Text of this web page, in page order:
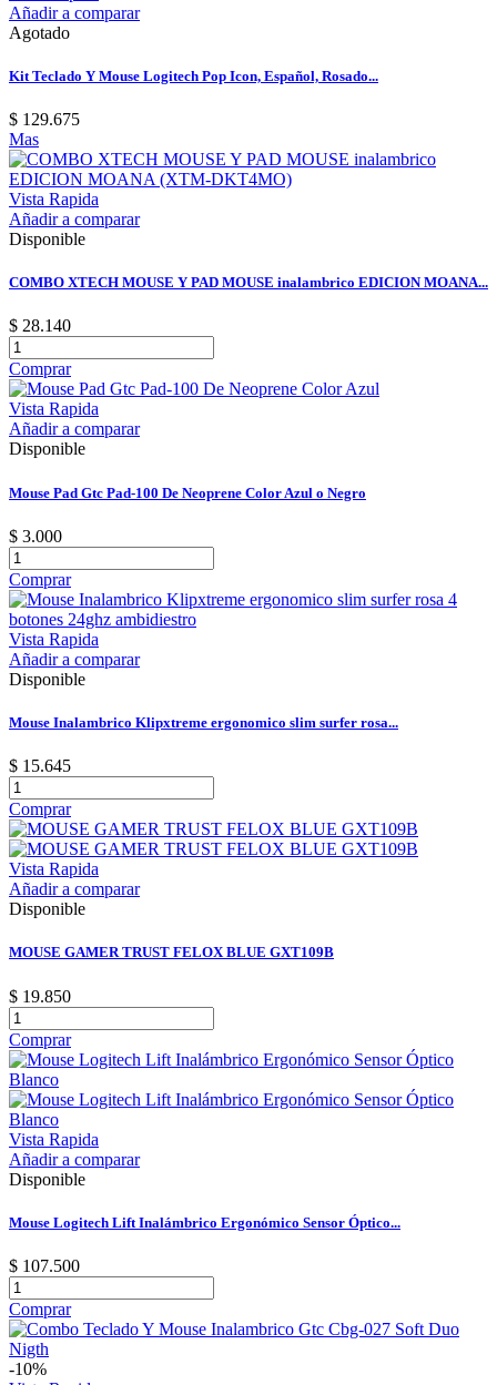
Añadir a comparar
Agotado
Kit Teclado Y Mouse Logitech Pop Icon, Español, Rosado...
$ 129.675
Mas
Vista Rapida
Añadir a comparar
Disponible
COMBO XTECH MOUSE Y PAD MOUSE inalambrico EDICION MOANA...
$ 28.140
Comprar
Vista Rapida
Añadir a comparar
Disponible
Mouse Pad Gtc Pad-100 De Neoprene Color Azul o Negro
$ 3.000
Comprar
Vista Rapida
Añadir a comparar
Disponible
Mouse Inalambrico Klipxtreme ergonomico slim surfer rosa...
$ 15.645
Comprar
Vista Rapida
Añadir a comparar
Disponible
MOUSE GAMER TRUST FELOX BLUE GXT109B
$ 19.850
Comprar
Vista Rapida
Añadir a comparar
Disponible
Mouse Logitech Lift Inalámbrico Ergonómico Sensor Óptico...
$ 107.500
Comprar
-10%